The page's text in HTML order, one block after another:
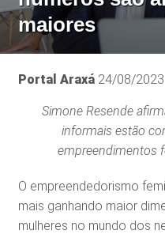
maiores
Portal Araxá 24/08/2023
Simone Resende
informais estão
empreendimentos
O empreendedorismo
mais ganhando maior
mulheres no mundo dos